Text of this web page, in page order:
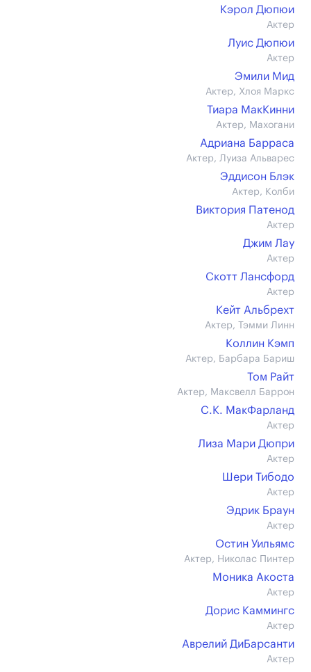
Кэрол Дюпюи
Актер
Луис Дюпюи
Актер
Эмили Мид
Актер, Хлоя Маркс
Тиара МакКинни
Актер, Махогани
Адриана Барраса
Актер, Луиза Альварес
Эддисон Блэк
Актер, Колби
Виктория Патенод
Актер
Джим Лау
Актер
Скотт Лансфорд
Актер
Кейт Альбрехт
Актер, Тэмми Линн
Коллин Кэмп
Актер, Барбара Бариш
Том Райт
Актер, Максвелл Баррон
С.К. МакФарланд
Актер
Лиза Мари Дюпри
Актер
Шери Тибодо
Актер
Эдрик Браун
Актер
Остин Уильямс
Актер, Николас Пинтер
Моника Акоста
Актер
Дорис Каммингс
Актер
Аврелий ДиБарсанти
Актер